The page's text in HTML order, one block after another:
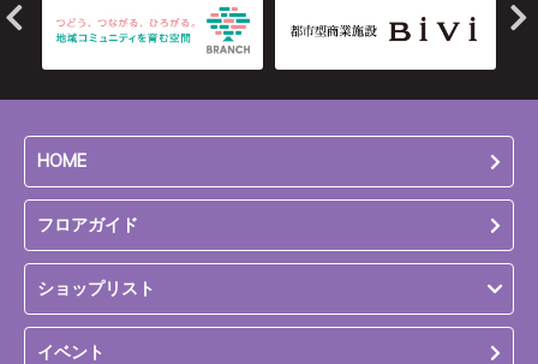
HOME
フロアガイド
ショップリスト
イベント